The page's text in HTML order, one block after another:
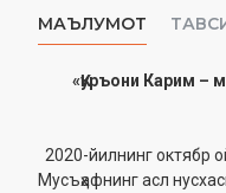
МАЪЛУМОТ
«Қуръони Карим
2020-йилнинг октябр
Мусъҳафнинг асл